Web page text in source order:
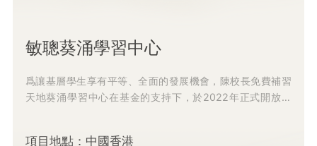
敏聰葵涌學習中心
爲讓基層學生享有平等、全面的發展機會，陳校長免費補習
天地葵涌學習中心在基金的支持下，於2022年正式開放運
項目地點：中國香港